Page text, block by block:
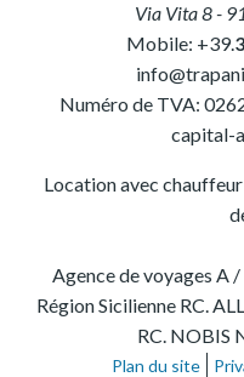
Via Vita 8-
Mobile: +39.
Numéro de TVA:
capital-
Location avec
Agence de voyages A /
Région Sicilienne RC.
RC. NOBIS
Plan du site